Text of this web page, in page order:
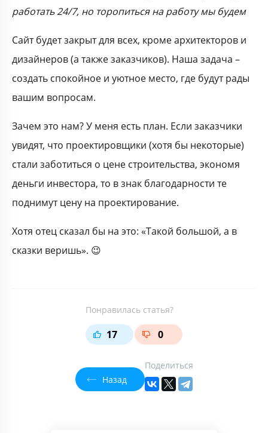
работать 24/7, но торопиться на работу мы будем
Сайт будет закрыт для всех, кроме архитекторов и
дизайнеров (а также заказчиков). Наша задача –
создать спокойное и уютное место, где будут рады
вашим вопросам.
Зачем это нам? У меня есть план. Если заказчики
увидят, что проектировщики (хотя бы некоторые)
стали заботиться о цене строительства, экономя
деньги инвестора, то в знак благодарности те
поднимут цену на проектирование.
Хотя отец сказал бы на это: «Такой большой, а в
сказки веришь». 😉
Назад
Понравилась статья?
17 0
Поделиться